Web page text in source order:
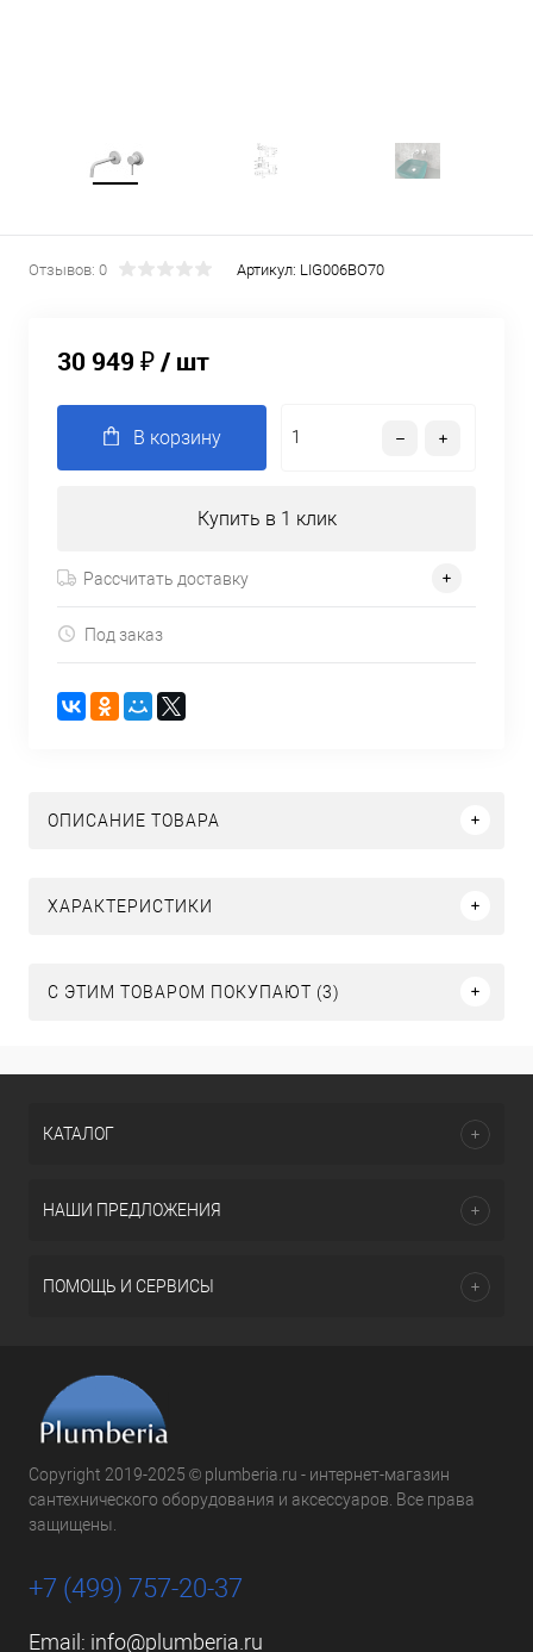
Отзывов: 0 Артикул: LIG006BO70
30 949 ₽/ шт
В корзину
Купить в 1 клик
Рассчитать доставку
Под заказ
ОПИСАНИЕ ТОВАРА
ХАРАКТЕРИСТИКИ
С ЭТИМ ТОВАРОМ ПОКУПАЮТ (3)
КАТАЛОГ
НАШИ ПРЕДЛОЖЕНИЯ
ПОМОЩЬ И СЕРВИСЫ
Copyright 2019-2025 © plumberia.ru - интернет-магазин
сантехнического оборудования и аксессуаров. Все права
защищены.
+7 (499) 757-20-37
Email: info@plumberia.ru